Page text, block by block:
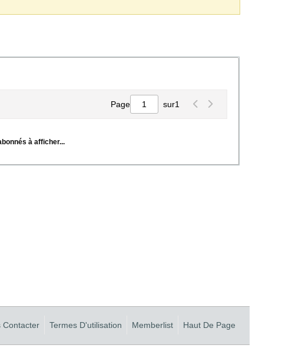
Page sur1
à afficher...
Contacter Termes D'utilisation Memberlist Haut De Page